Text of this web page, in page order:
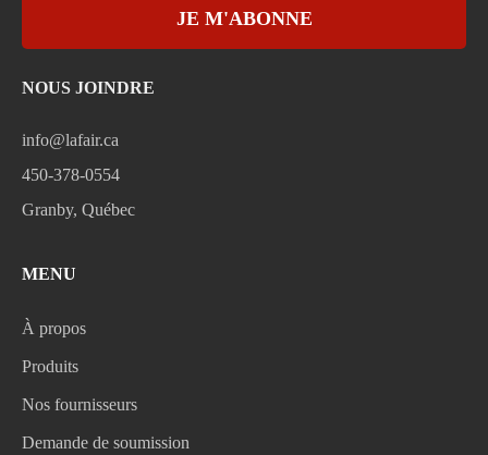
JE M'ABONNE
NOUS JOINDRE
info@lafair.ca
450-378-0554
Granby, Québec
MENU
À propos
Produits
Nos fournisseurs
Demande de soumission